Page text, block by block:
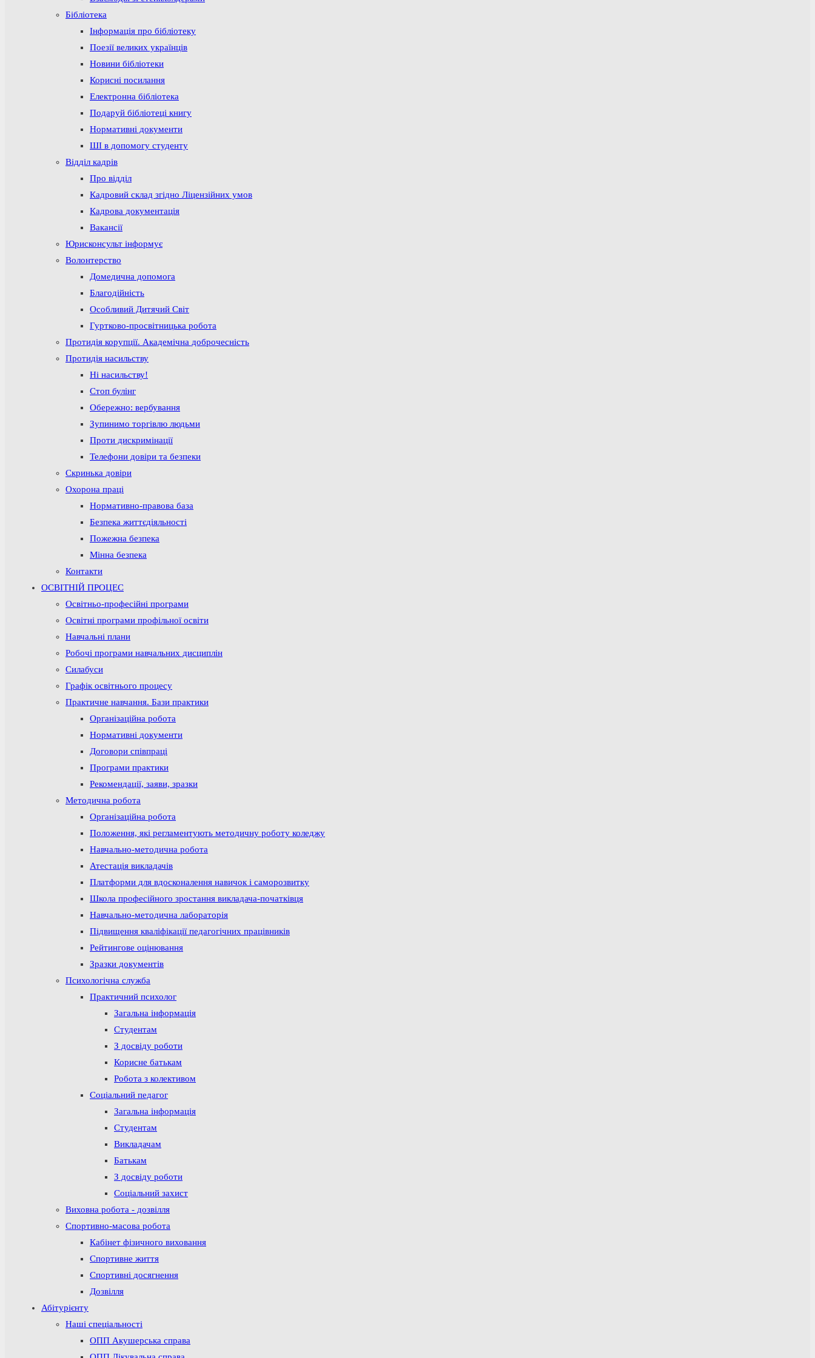
Бібліотека
Інформація про бібліотеку
Поезії великих українців
Новини бібліотеки
Корисні посилання
Електронна бібліотека
Подаруй бібліотеці книгу
Нормативні документи
ШІ в допомогу студенту
Відділ кадрів
Про відділ
Кадровий склад згідно Ліцензійних умов
Кадрова документація
Вакансії
Юрисконсульт інформує
Волонтерство
Домедична допомога
Благодійність
Особливий Дитячий Світ
Гуртково-просвітницька робота
Протидія корупції. Академічна доброчесність
Протидія насильству
Ні насильству!
Стоп булінг
Обережно: вербування
Зупинимо торгівлю людьми
Проти дискримінації
Телефони довіри та безпеки
Скринька довіри
Охорона праці
Нормативно-правова база
Безпека життєдіяльності
Пожежна безпека
Мінна безпека
Контакти
ОСВІТНІЙ ПРОЦЕС
Освітньо-професійні програми
Освітні програми профільної освіти
Навчальні плани
Робочі програми навчальних дисциплін
Силабуси
Графік освітнього процесу
Практичне навчання. Бази практики
Організаційна робота
Нормативні документи
Договори співпраці
Програми практики
Рекомендації, заяви, зразки
Методична робота
Організаційна робота
Положення, які регламентують методичну роботу коледжу
Навчально-методична робота
Атестація викладачів
Платформи для вдосконалення навичок і саморозвитку
Школа професійного зростання викладача-початківця
Навчально-методична лабораторія
Підвищення кваліфікації педагогічних працівників
Рейтингове оцінювання
Зразки документів
Психологічна служба
Практичний психолог
Загальна інформація
Студентам
З досвіду роботи
Корисне батькам
Робота з колективом
Соціальний педагог
Загальна інформація
Студентам
Викладачам
Батькам
З досвіду роботи
Соціальний захист
Виховна робота - дозвілля
Спортивно-масова робота
Кабінет фізичного виховання
Спортивне життя
Спортивні досягнення
Дозвілля
Абітурієнту
Наші спеціальності
ОПП Акушерська справа